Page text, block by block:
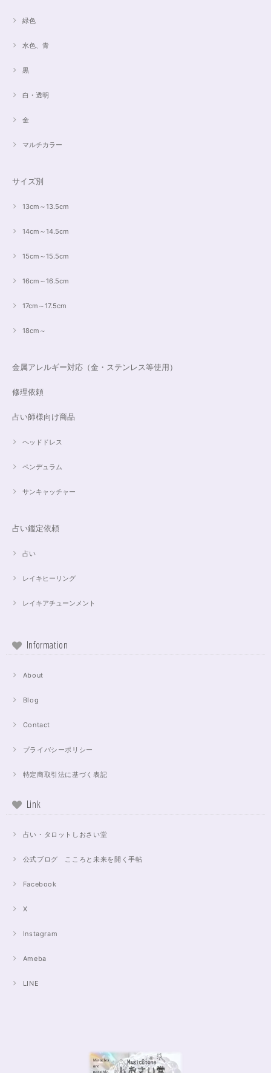
緑色
水色、青
黒
白・透明
金
マルチカラー
サイズ別
13cm～13.5cm
14cm～14.5cm
15cm～15.5cm
16cm～16.5cm
17cm～17.5cm
18cm～
金属アレルギー対応（金・ステンレス等使用）
修理依頼
占い師様向け商品
ヘッドドレス
ペンデュラム
サンキャッチャー
占い鑑定依頼
占い
レイキヒーリング
レイキアチューンメント
Information
About
Blog
Contact
プライバシーポリシー
特定商取引法に基づく表記
Link
占い・タロットしおさい堂
公式ブログ こころと未来を開く手帖
Facebook
X
Instagram
Ameba
LINE